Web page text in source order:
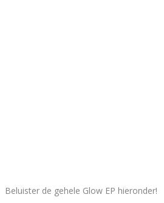
Beluister de gehele Glow EP hieronder!